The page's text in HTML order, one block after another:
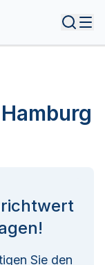
Sie den